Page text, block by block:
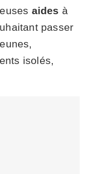
aides à
passer
isolés,